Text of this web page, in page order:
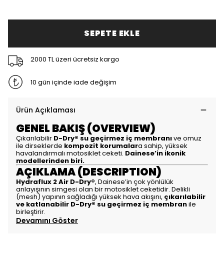
SEPETE EKLE
2000 TL üzeri ücretsiz kargo
10 gün içinde iade değişim
Ürün Açıklaması
GENEL BAKIŞ (OVERVIEW)
Çıkarılabilir D-Dry® su geçirmez iç membranıve omuz
ile dirseklerde kompozit korumalara sahip, yüksek
havalandırmalı motosiklet ceketi. Dainese’in ikonik
modellerinden biri.
AÇIKLAMA (DESCRIPTION)
Hydraflux 2 Air D-Dry®, Dainese’in çok yönlülük
anlayışının simgesi olan bir motosiklet ceketidir. Delikli
(mesh) yapının sağladığı yüksek hava akışını, çıkarılabilir
ve katlanabilir D-Dry® su geçirmez iç membranile
birleştirir.
Devamını Göster